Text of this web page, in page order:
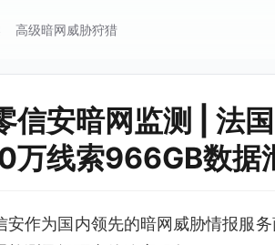
高级暗网威胁狩猎
信安暗网监测 | 法
万线索966GB数据
安作为国内领先的暗网威胁情报服